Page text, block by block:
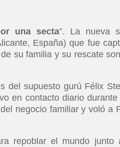
una secta”. La nueva
España) que fue
su familia y su rescate
del supuesto gurú Félix
en contacto diario durante
negocio familiar y voló a
repoblar el mundo junto